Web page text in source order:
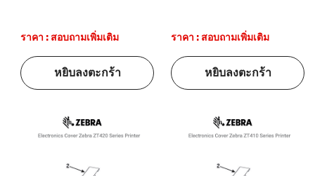
ราคา : สอบถามเพิ่มเติม
หยิบลงตะกร้า
ราคา : สอบถามเพิ่มเติม
หยิบลงตะกร้า